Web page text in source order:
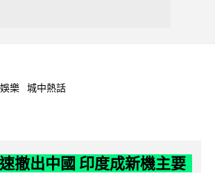
樂 城中熱話
撤出中國 印度成新機主要